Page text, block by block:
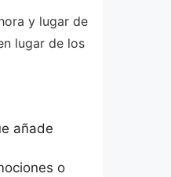
y lugar de
lugar de los
añade
o